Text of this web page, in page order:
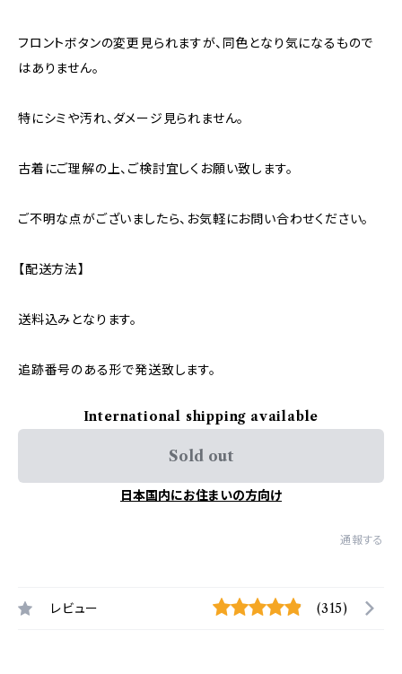
フロントボタンの変更見られますが、同色となり気になるもので
はありません。
特にシミや汚れ、ダメージ見られません。
古着にご理解の上、ご検討宜しくお願い致します。
ご不明な点がございましたら、お気軽にお問い合わせください。
【配送方法】
送料込みとなります。
追跡番号のある形で発送致します。
International shipping available
Sold out
日本国内にお住まいの方向け
通報する
レビュー (315)